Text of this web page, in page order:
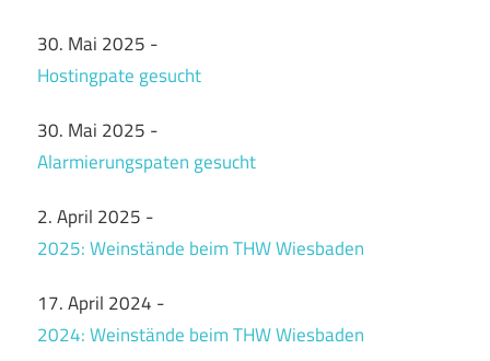
30. Mai 2025 -
Hostingpate gesucht
30. Mai 2025 -
Alarmierungspaten gesucht
2. April 2025 -
2025: Weinstände beim THW Wiesbaden
17. April 2024 -
2024: Weinstände beim THW Wiesbaden